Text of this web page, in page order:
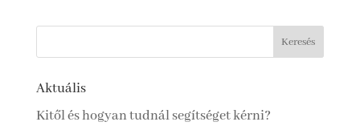
Aktuális
Kitől és hogyan tudnál segítséget kérni?